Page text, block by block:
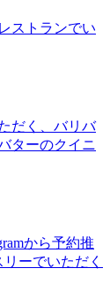
ストランでい
だく、バリバ
ターのクイニ
から予約推
ーでいただく